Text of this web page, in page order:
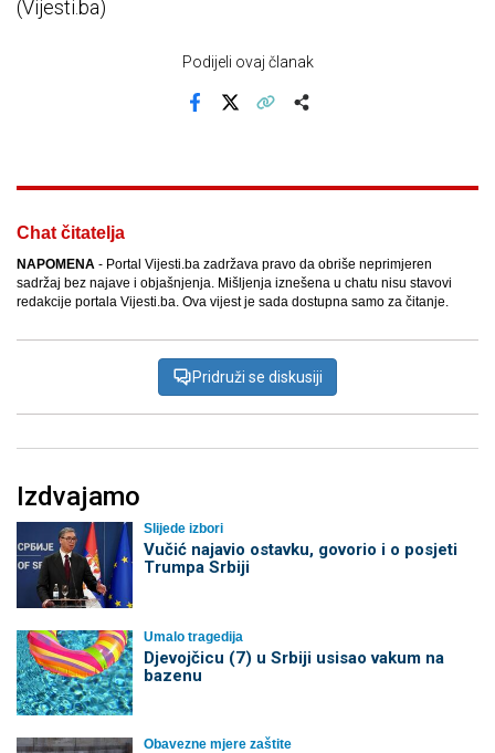
(Vijesti.ba)
Podijeli ovaj članak
Chat čitatelja
NAPOMENA - Portal Vijesti.ba zadržava pravo da obriše neprimjeren
sadržaj bez najave i objašnjenja. Mišljenja iznešena u chatu nisu stavovi
redakcije portala Vijesti.ba. Ova vijest je sada dostupna samo za čitanje.
Pridruži se diskusiji
Izdvajamo
Slijede izbori
Vučić najavio ostavku, govorio i o posjeti
Trumpa Srbiji
Umalo tragedija
Djevojčicu (7) u Srbiji usisao vakum na
bazenu
Obavezne mjere zaštite